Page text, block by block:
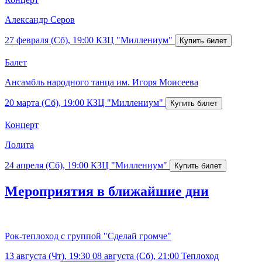
Александр Серов
27 февраля (Сб), 19:00 КЗЦ "Миллениум"
Балет
Ансамбль народного танца им. Игоря Моисеева
20 марта (Сб), 19:00 КЗЦ "Миллениум"
Концерт
Лолита
24 апреля (Сб), 19:00 КЗЦ "Миллениум"
Мероприятия в ближайшие дни
Рок-теплоход с группой "Сделай громче"
13 августа (Чт), 19:30 08 августа (Сб), 21:00 Теплоход